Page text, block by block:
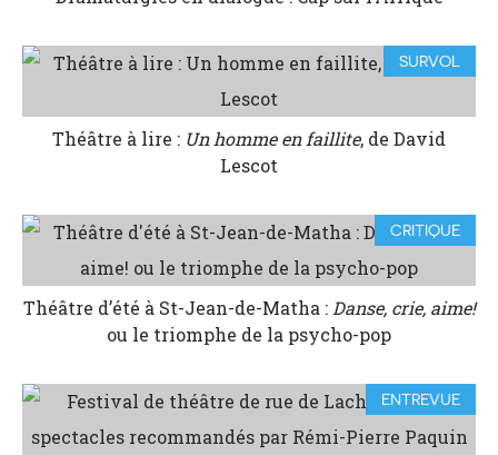
SURVOL
Théâtre à lire : Un homme en faillite, de David
Lescot
CRITIQUE
Théâtre d’été à St-Jean-de-Matha : Danse, crie, aime!
ou le triomphe de la psycho-pop
ENTREVUE